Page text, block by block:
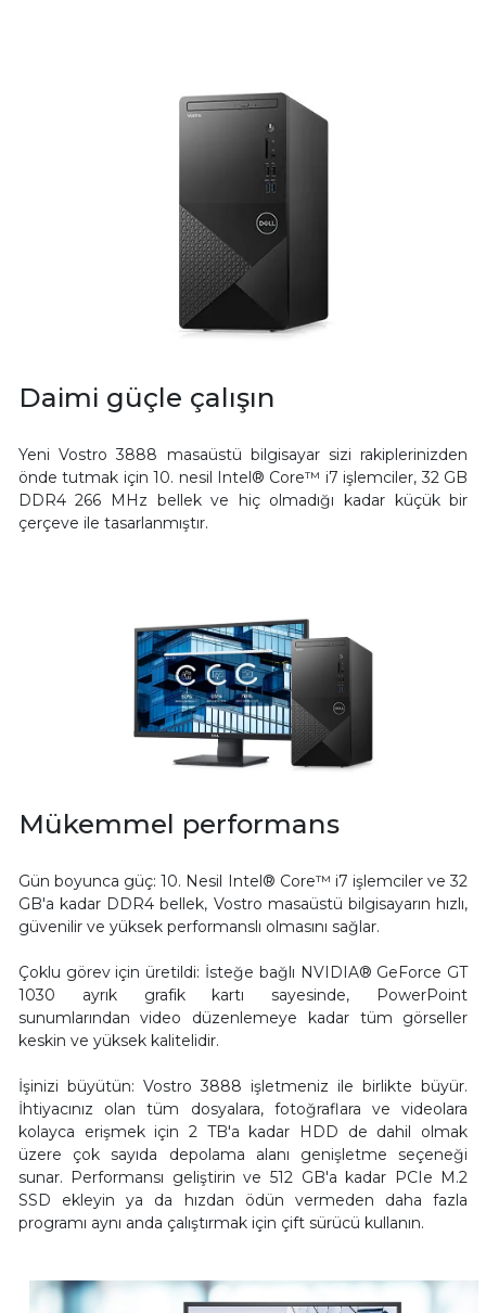
Daimi güçle çalışın
Yeni Vostro 3888 masaüstü bilgisayar sizi rakiplerinizden
önde tutmak için 10. nesil Intel® Core™ i7 işlemciler, 32 GB
DDR4 266 MHz bellek ve hiç olmadığı kadar küçük bir
çerçeve ile tasarlanmıştır.
Mükemmel performans
Gün boyunca güç: 10. Nesil Intel® Core™ i7 işlemciler ve 32
GB'a kadar DDR4 bellek, Vostro masaüstü bilgisayarın hızlı,
güvenilir ve yüksek performanslı olmasını sağlar.
Çoklu görev için üretildi: İsteğe bağlı NVIDIA® GeForce GT
1030 ayrık grafik kartı sayesinde, PowerPoint
sunumlarından video düzenlemeye kadar tüm görseller
keskin ve yüksek kalitelidir.
İşinizi büyütün: Vostro 3888 işletmeniz ile birlikte büyür.
İhtiyacınız olan tüm dosyalara, fotoğraflara ve videolara
kolayca erişmek için 2 TB'a kadar HDD de dahil olmak
üzere çok sayıda depolama alanı genişletme seçeneği
sunar. Performansı geliştirin ve 512 GB'a kadar PCIe M.2
SSD ekleyin ya da hızdan ödün vermeden daha fazla
programı aynı anda çalıştırmak için çift sürücü kullanın.